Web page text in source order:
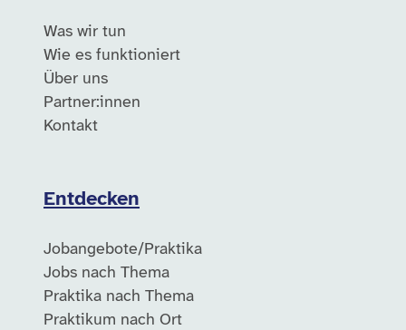
Was wir tun
Wie es funktioniert
Über uns
Partner:innen
Kontakt
Entdecken
Jobangebote/Praktika
Jobs nach Thema
Praktika nach Thema
Praktikum nach Ort